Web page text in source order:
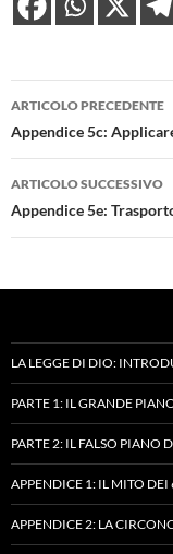
Navigazione
articolo
ARTICOLO PRECEDENTE
Appendice 5c:
ARTICOLO SUCCESSIVO
Appendice 5e:
LA LEGGE DI DIO:
PARTE 1: IL GRANDE
PARTE 2: IL FALSO PIANO
APPENDICE 1: IL MITO
APPENDICE 2: LA